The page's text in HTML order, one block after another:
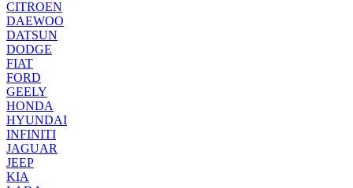
CITROEN
DAEWOO
DATSUN
DODGE
FIAT
FORD
GEELY
HONDA
HYUNDAI
INFINITI
JAGUAR
JEEP
KIA